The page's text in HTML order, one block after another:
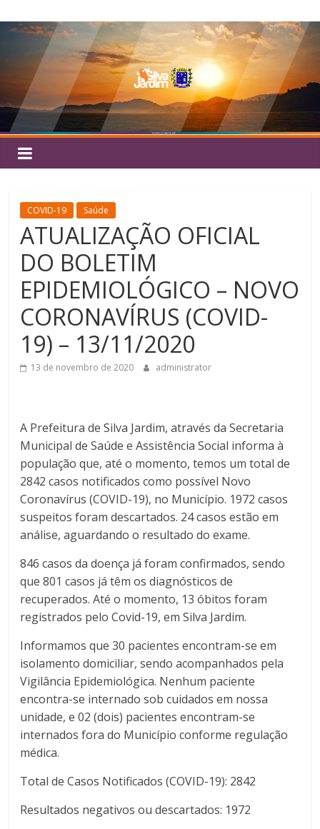
para
conteúdo
Silva
Jardim
COVID-19 Saúde
ATUALIZAÇÃO OFICIAL
DO BOLETIM
EPIDEMIOLÓGICO – NOVO
CORONAVÍRUS (COVID-
19) – 13/11/2020
13 de novembro de 2020 administrator
A Prefeitura de Silva Jardim, através da Secretaria
Municipal de Saúde e Assistência Social informa à
população que, até o momento, temos um total de
2842 casos notificados como possível Novo
Coronavírus (COVID-19), no Município. 1972 casos
suspeitos foram descartados. 24 casos estão em
análise, aguardando o resultado do exame.
846 casos da doença já foram confirmados, sendo
que 801 casos já têm os diagnósticos de
recuperados. Até o momento, 13 óbitos foram
registrados pelo Covid-19, em Silva Jardim.
Informamos que 30 pacientes encontram-se em
isolamento domiciliar, sendo acompanhados pela
Vigilância Epidemiológica. Nenhum paciente
encontra-se internado sob cuidados em nossa
unidade, e 02 (dois) pacientes encontram-se
internados fora do Município conforme regulação
médica.
Total de Casos Notificados (COVID-19): 2842
Resultados negativos ou descartados: 1972